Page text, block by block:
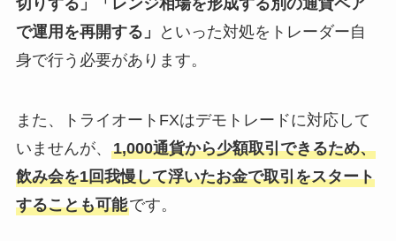
切りする」「レンジ相場を形成する別の通貨ペア
で運用を再開する」
といった対処をトレーダー自
身で行う必要があります。
また、トライオートFXはデモトレードに対応して
いませんが、 1,000通貨から少額取引できるため、
飲み会を1回我慢して浮いたお金で取引をスタート
することも可能です。